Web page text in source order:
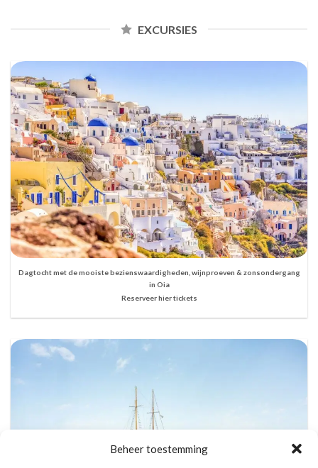
Beheer toestemming
EXCURSIES
Dagtocht met de mooiste bezienswaardigheden, wijnproeven & zonsondergang
in Oia
Reserveer hier tickets